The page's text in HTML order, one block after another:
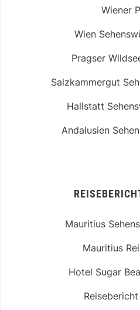
Wiener
Wien
Pragser
Salzkammergut
Hallstatt
Andalusien
Mauritius
Mauritius
Hotel Sugar